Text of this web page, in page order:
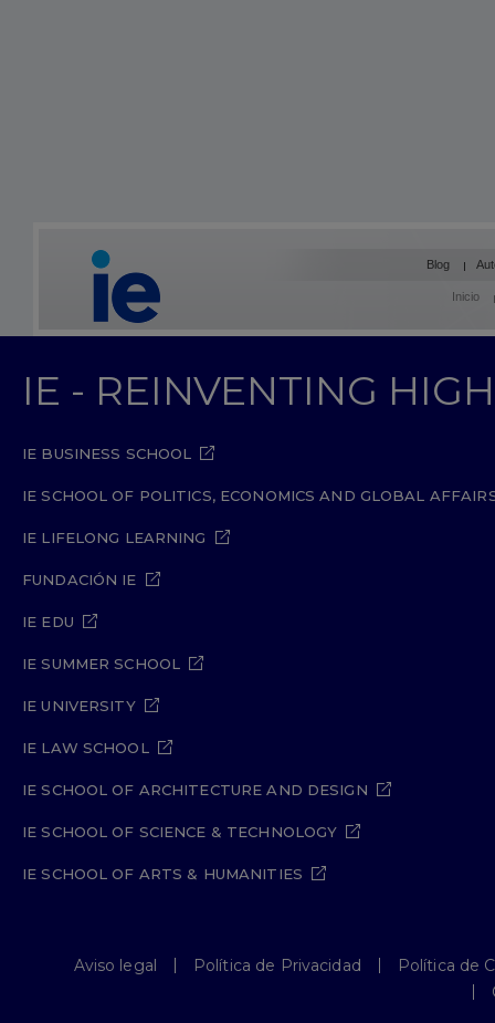
Blog
Inicio
IE - REINVENTING
IE BUSINESS SCHOOL
IE SCHOOL OF POLITICS, ECONOMICS AND GLOBAL
IE LIFELONG LEARNING
FUNDACIÓN IE
IE EDU
IE SUMMER SCHOOL
IE UNIVERSITY
IE LAW SCHOOL
IE SCHOOL OF ARCHITECTURE AND DESIGN
IE SCHOOL OF SCIENCE & TECHNOLOGY
IE SCHOOL OF ARTS & HUMANITIES
Aviso legal Política de Privacidad
Política de